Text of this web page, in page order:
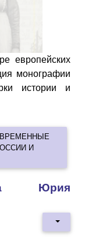
европейских
монографии
истории и
И
Юрия